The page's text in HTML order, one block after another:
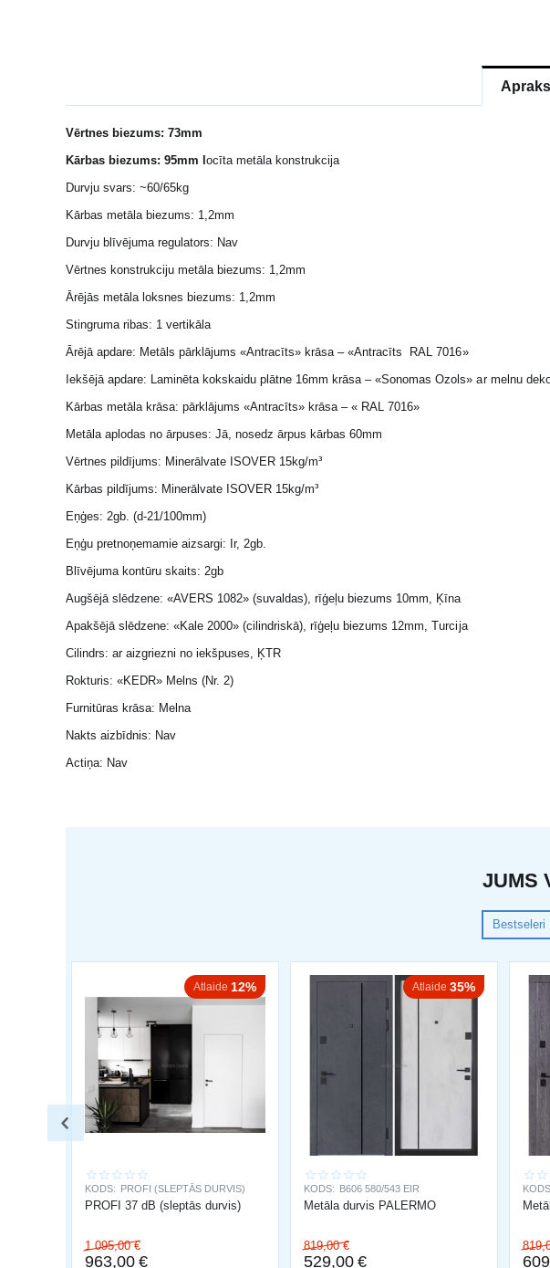
Vērtnes biezums: 73mm
Kārbas biezums: 95mm locīta metāla konstrukcija
Durvju svars: ~60/65kg
Kārbas metāla biezums: 1,2mm
Durvju blīvējuma regulators: Nav
Vērtnes konstrukciju metāla biezums: 1,2mm
Ārējās metāla loksnes biezums: 1,2mm
Stingruma ribas: 1 vertikāla
Ārējā apdare: Metāls pārklājums «Antracīts» krāsa – «Antracīts RAL 7016»
Iekšējā apdare: Laminēta kokskaidu plātne 16mm krāsa – «Sonomas Ozols» ar melnu
Kārbas metāla krāsa: pārklājums «Antracīts» krāsa – « RAL 7016»
Metāla aplodas no ārpuses: Jā, nosedz ārpus kārbas 60mm
Vērtnes pildījums: Minerālvate ISOVER 15kg/m³
Kārbas pildījums: Minerālvate ISOVER 15kg/m³
Eņģes: 2gb. (d-21/100mm)
Eņģu pretnoņemamie aizsargi: Ir, 2gb.
Blīvējuma kontūru skaits: 2gb
Augšējā slēdzene: «AVERS 1082» (suvaldas), rīģeļu biezums 10mm, Ķīna
Apakšējā slēdzene: «Kale 2000» (cilindriskā), rīģeļu biezums 12mm, Turcija
Cilindrs: ar aizgriezni no iekšpuses, ĶTR
Rokturis: «KEDR» Melns (Nr. 2)
Furnitūras krāsa: Melna
Nakts aizbīdnis: Nav
Actiņa: Nav
JUMS
Bestseleri
Atlaide 12%
KODS: PROFI (SLEPTĀS DURVIS)
PROFI 37 dB (sleptās durvis)
1 095,00 €
963,00 €
Atlaide 35%
KODS: B606 580/543 EIR
Metāla durvis PALERMO
819,00 €
529,00 €